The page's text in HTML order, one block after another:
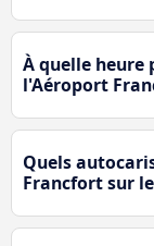
À quelle heure
l'Aéroport
Quels
Francfort sur